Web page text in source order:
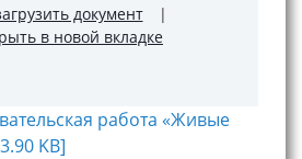
документ
|
в новой вкладке
работа «Живые
KB]